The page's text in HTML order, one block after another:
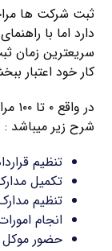
ثبت شرکت ها
دارد اما با
سریعترین زمان
کار خود اعتبار
در
شرح زیر میباشد :
تنظیم
تکمیل
تنظیم
انجام
حضور موکل